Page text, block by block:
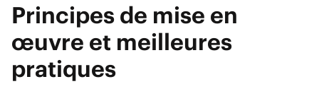
Principes de mise en
œuvre et meilleures
pratiques